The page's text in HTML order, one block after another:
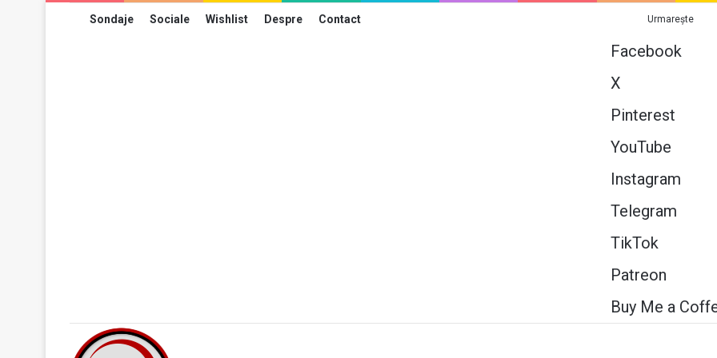
Sondaje Sociale Wishlist Despre Contact Urmarește
Facebook
X
Pinterest
YouTube
Instagram
Telegram
TikTok
Patreon
Buy Me a